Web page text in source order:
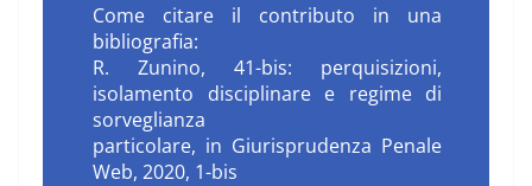
Come citare il contributo in una
bibliografia:
R. Zunino, 41-bis: perquisizioni,
isolamento disciplinare e regime di
sorveglianza
particolare, in Giurisprudenza Penale
Web, 2020, 1-bis